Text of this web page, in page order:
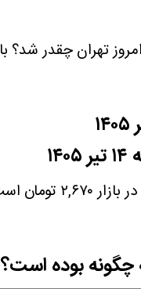
چگونه بوده است؟